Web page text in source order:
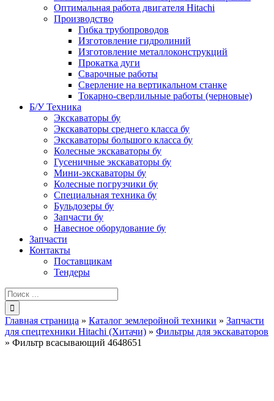
Оптимальная работа двигателя Hitachi
Производство
Гибка трубопроводов
Изготовление гидролиний
Изготовление металлоконструкций
Прокатка дуги
Сварочные работы
Сверление на вертикальном станке
Токарно-сверлильные работы (черновые)
Б/У Техника
Экскаваторы бу
Экскаваторы среднего класса бу
Экскаваторы большого класса бу
Колесные экскаваторы бу
Гусеничные экскаваторы бу
Мини-экскаваторы бу
Колесные погрузчики бу
Специальная техника бу
Бульдозеры бу
Запчасти бу
Навесное оборудование бу
Запчасти
Контакты
Поставщикам
Тендеры
Результат
поиска:
Главная страница » Каталог землеройной техники » Запчасти
для спецтехники Hitachi (Хитачи) » Фильтры для экскаваторов
» Фильтр всасывающий 4648651